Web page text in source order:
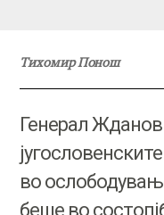
Тихомир Понош
Генерал
во
беше во